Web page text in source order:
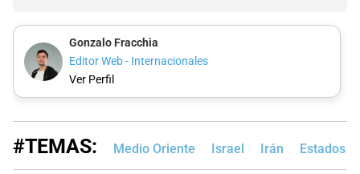
Gonzalo Fracchia
Editor Web - Internacionales
Ver Perfil
#TEMAS: Medio Oriente Israel Irán Estados